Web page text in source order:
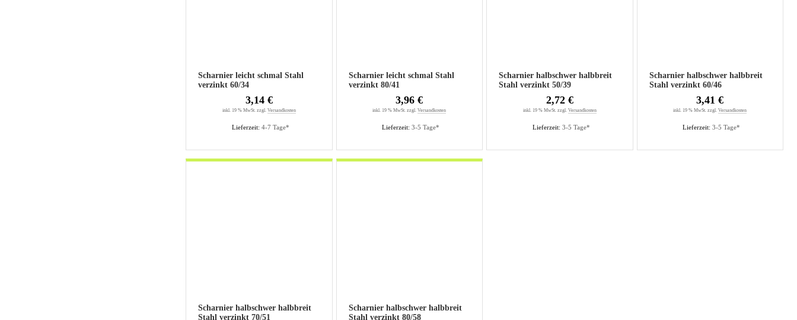
Scharnier leicht schmal Stahl
verzinkt 60/34
Lieferzeit: 4-7 Tage*
3,14 €
inkl. 19 % MwSt. zzgl. Versandkosten
Scharnier leicht schmal Stahl
verzinkt 80/41
Lieferzeit:3-5 Tage*
3,96 €
inkl. 19 % MwSt. zzgl.Versandkosten
Scharnier halbschwer halbbreit
Stahl verzinkt 50/39
Lieferzeit: 3-5 Tage*
2,72 €
inkl. 19 % MwSt. zzgl. Versandkosten
Scharnier halbschwer halbbreit
Stahl verzinkt 60/46
Lieferzeit:3-5 Tage*
3,41 €
inkl. 19 % MwSt. zzgl.Versandkosten
Scharnier halbschwer halbbreit
Stahl verzinkt 70/51
Scharnier halbschwer halbbreit
Stahl verzinkt 80/58